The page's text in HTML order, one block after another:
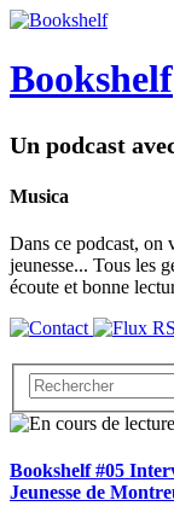
Bookshelf
Un podcast
Musica
Dans ce podcast, on
jeunesse... Tous les
écoute et bonne
Bookshelf #05
Jeunesse de